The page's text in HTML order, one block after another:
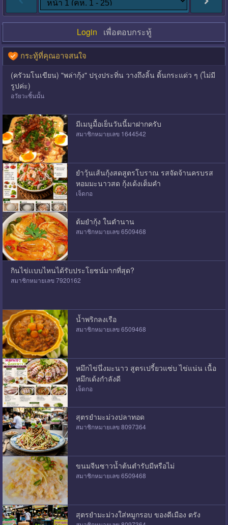
Login เพื่อตอบกระทู้
กระทู้ที่คุณอาจสนใจ
(ครัวมโนเขียน) "พล่ากุ้ง" ปรุงประทิ่น วางถึงลิ้น ดิ้นกระแด่ว ๆ (ไม่มี
รูปค่ะ)
อวัยวะชิ้นนั้น
มีเมนูมื้อเย็นวันนี้มาฝากครับ
สมาชิกหมายเลข 1644542
ยำวุ้นเส้นกุ้งสดสูตรโบราณ รสจัดจ้านครบรส
หอมมะนาวสด กุ้งเด้งเต็มคำ
เจ็ดกอ
ต้มยำกุ้ง ในตำนาน
สมาชิกหมายเลข 6509468
กินไข่เเบบไหนได้รับประโยชน์มากที่สุด?
สมาชิกหมายเลข 7920162
น้ำพริกลงเรือ
สมาชิกหมายเลข 6509468
หมึกไข่นึ่งมะนาว สูตรเปรี้ยวแซ่บ ไข่แน่น เนื้อ
หมึกเด้งกำลังดี
เจ็ดกอ
สุตรยำมะม่วงปลาทอด
สมาชิกหมายเลข 8097364
ขนมจีนซาวน้ำต้นตำรับมีหรือไม่
สมาชิกหมายเลข 6509468
สุตรยำมะม่วงใส่หมูกรอบ ของดีเมือง ตรัง